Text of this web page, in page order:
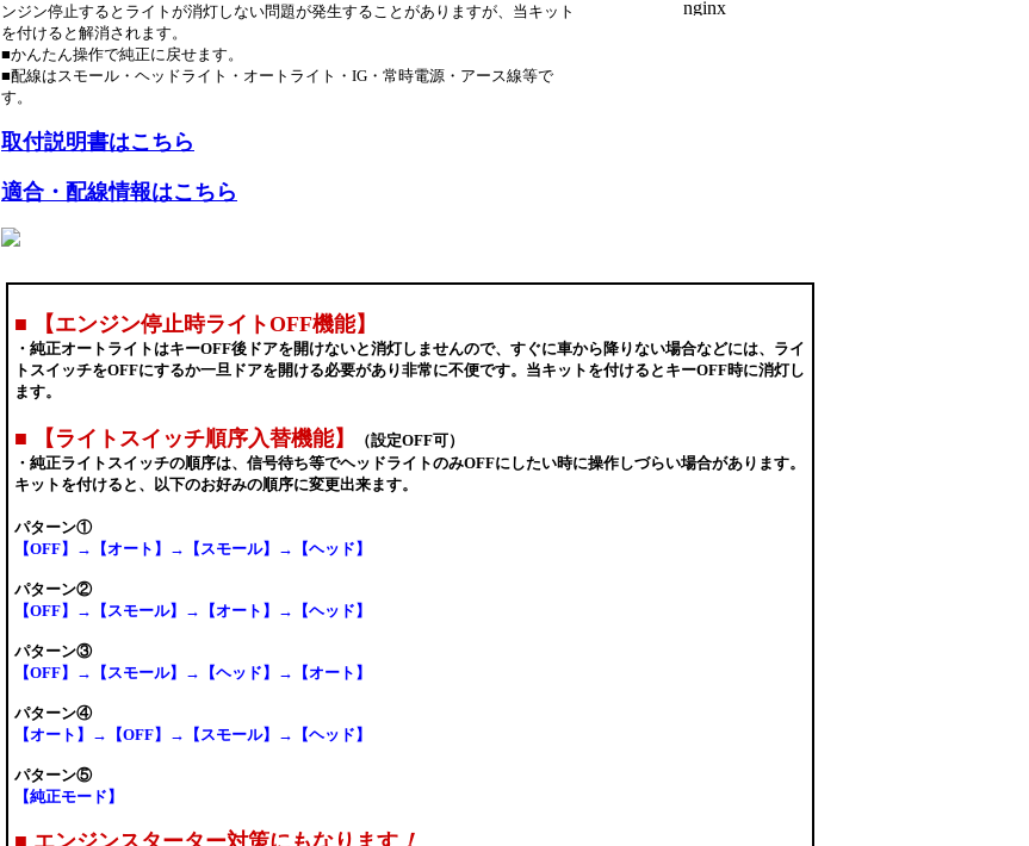
ンジン停止するとライトが消灯しない問題が発生することがありますが、当キット
を付けると解消されます。
■かんたん操作で純正に戻せます。
■配線はスモール・ヘッドライト・オートライト・IG・常時電源・アース線等で
す。
取付説明書はこちら
適合・配線情報はこちら
■ 【エンジン停止時ライトOFF機能】
・純正オートライトはキーOFF後ドアを開けないと消灯しませんので、すぐに車から降りない場合などには、ライ
トスイッチをOFFにするか一旦ドアを開ける必要があり非常に不便です。当キットを付けるとキーOFF時に消灯し
ます。
■ 【ライトスイッチ順序入替機能】
（設定OFF可）
・純正ライトスイッチの順序は、信号待ち等でヘッドライトのみOFFにしたい時に操作しづらい場合があります。
キットを付けると、以下のお好みの順序に変更出来ます。
パターン①
【OFF】→【オート】→【スモール】→【ヘッド】
パターン②
【OFF】→【スモール】→【オート】→【ヘッド】
パターン③
【OFF】→【スモール】→【ヘッド】→【オート】
パターン④
【オート】→【OFF】→【スモール】→【ヘッド】
パターン⑤
【純正モード】
■ エンジンスターター対策にもなります ！